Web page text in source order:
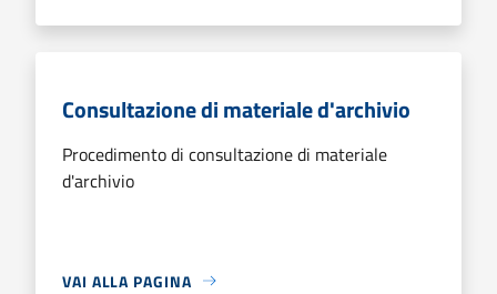
Consultazione di materiale d'archivio
Procedimento di consultazione di materiale
d'archivio
VAI ALLA PAGINA